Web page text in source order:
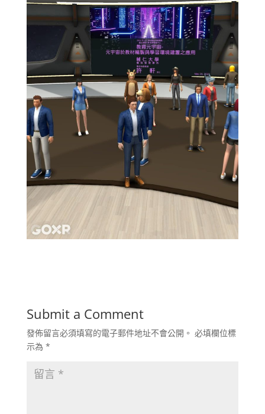
Submit a Comment
發佈留言必須填寫的電子郵件地址不會公開。 必填欄位標
示為 *